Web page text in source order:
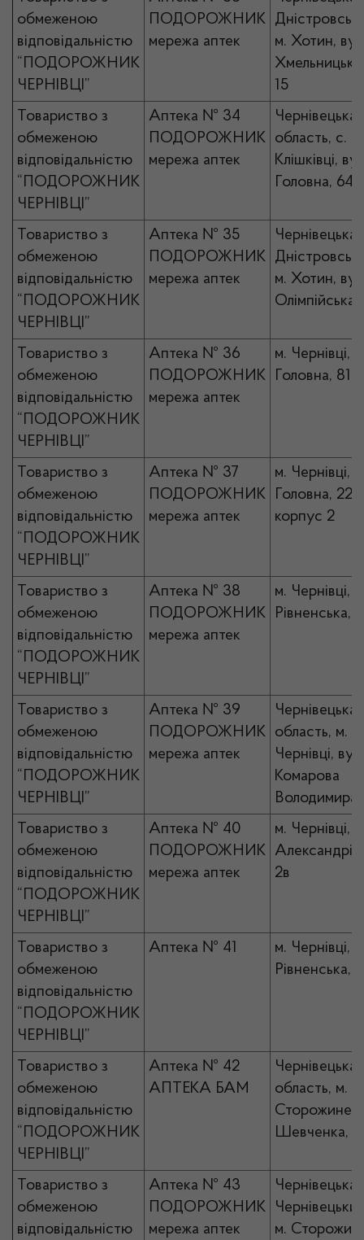
обмеженою
відповідальністю
“ПОДОРОЖНИК
ЧЕРНІВЦІ”
ПОДОРОЖНИК
мережа аптек
м. Хотин,
15
Товариство з
обмеженою
відповідальністю
“ПОДОРОЖНИК
ЧЕРНІВЦІ”
Аптека № 34
ПОДОРОЖНИК
мережа аптек
Чернівецька
область, с.
Клішківці,
Головна, 64 а
Товариство з
обмеженою
відповідальністю
“ПОДОРОЖНИК
ЧЕРНІВЦІ”
Аптека № 35
ПОДОРОЖНИК
мережа аптек
Чернівецька
м. Хотин,
Олімпійська,
Товариство з
обмеженою
відповідальністю
“ПОДОРОЖНИК
ЧЕРНІВЦІ”
Аптека № 36
ПОДОРОЖНИК
мережа аптек
м. Чернівці,
Головна, 81
Товариство з
обмеженою
відповідальністю
“ПОДОРОЖНИК
ЧЕРНІВЦІ”
Аптека № 37
ПОДОРОЖНИК
мережа аптек
м. Чернівці,
Головна,
корпус 2
Товариство з
обмеженою
відповідальністю
“ПОДОРОЖНИК
ЧЕРНІВЦІ”
Аптека № 38
ПОДОРОЖНИК
мережа аптек
м. Чернівці,
Рівненська,
Товариство з
обмеженою
відповідальністю
“ПОДОРОЖНИК
ЧЕРНІВЦІ”
Аптека № 39
ПОДОРОЖНИК
мережа аптек
Чернівецька
область, м.
Чернівці,
Комарова
Володимира,
Товариство з
обмеженою
відповідальністю
“ПОДОРОЖНИК
ЧЕРНІВЦІ”
Аптека № 40
ПОДОРОЖНИК
мережа аптек
м. Чернівці,
Александрі
2в
Товариство з
обмеженою
відповідальністю
“ПОДОРОЖНИК
ЧЕРНІВЦІ”
Аптека № 41
м. Чернівці,
Рівненська,
Товариство з
обмеженою
відповідальністю
“ПОДОРОЖНИК
ЧЕРНІВЦІ”
Аптека № 42
АПТЕКА БАМ
Чернівецька
область, м.
Шевченка,
Товариство з
обмеженою
відповідальністю
Аптека № 43
ПОДОРОЖНИК
мережа аптек
Чернівецька
м.